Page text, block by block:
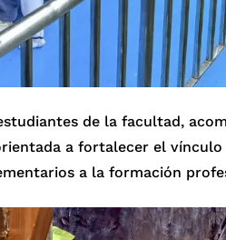
de la facultad,
a fortalecer el
a la formación